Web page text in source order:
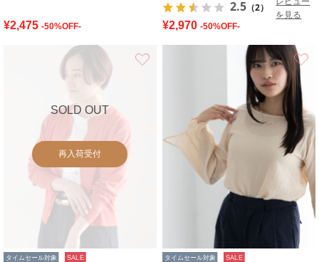
¥2,475 -50%OFF-
2.5 （2）
を見る
¥2,970 -50%OFF-
SOLD OUT
再入荷受付
タイムセール対象 SALE タイムセール対象 SALE